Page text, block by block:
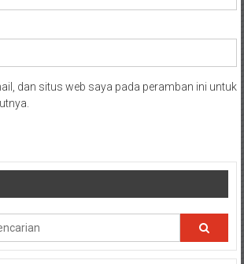
dan situs web saya pada peramban ini untuk